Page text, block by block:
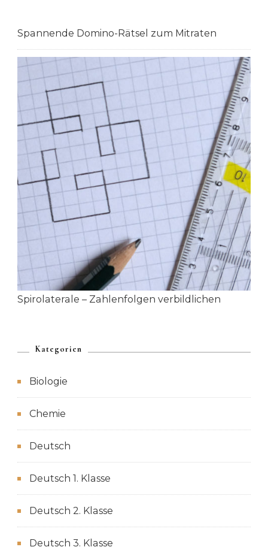
Spannende Domino-Rätsel zum Mitraten
Spirolaterale – Zahlenfolgen verbildlichen
Kategorien
Biologie
Chemie
Deutsch
Deutsch 1. Klasse
Deutsch 2. Klasse
Deutsch 3. Klasse